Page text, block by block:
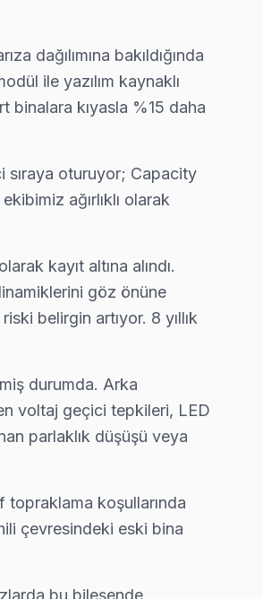
→ tamir → yazılı garanti.
dağılımına bakıldığında
ile yazılım kaynaklı
binalara kıyasla %15 daha
sıraya oturuyor; Capacity
ağırlıklı olarak
kayıt altına alındı.
göz önüne
belirgin artıyor. 8 yıllık
durumda. Arka
voltaj geçici tepkileri, LED
parlaklık düşüşü veya
topraklama koşullarında
çevresindeki eski bina